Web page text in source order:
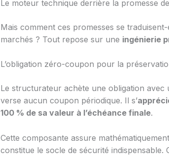
Le moteur technique derrière la promesse
Mais comment ces promesses se
marchés ? Tout repose sur une ingénierie
L’obligation zéro-coupon pour la
Le structurateur achète une obligation avec
verse aucun coupon périodique. Il s’
100 % de sa valeur à l’échéance finale.
Cette composante assure
constitue le socle de sécurité indispensable.